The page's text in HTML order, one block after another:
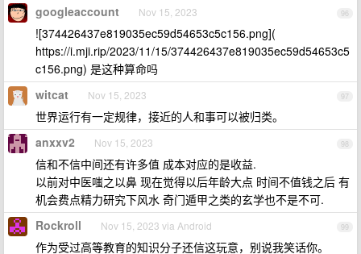
96
googleaccount Nov 15, 2023
![374426437e819035ec59d54653c5c156.png](
https://i.mji.rip/2023/11/15/374426437e819035ec59d54653c5
c156.png) 是这种算命吗
97
witcat Nov 15, 2023
世界运行有一定规律，接近的人和事可以被归类。
98
anxxv2 Nov 15, 2023
信和不信中间还有许多值 成本对应的是收益.
以前对中医嗤之以鼻 现在觉得以后年龄大点 时间不值钱之后 有
机会费点精力研究下风水 奇门遁甲之类的玄学也不是不可.
99
Rockroll Nov 15, 2023 via Android
作为受过高等教育的知识分子还信这玩意，别说我笑话你。